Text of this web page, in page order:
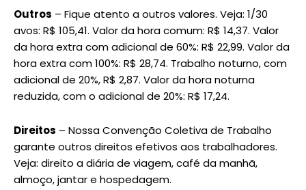
Outros – Fique atento a outros valores. Veja: 1/30
avos: R$ 105,41. Valor da hora comum: R$ 14,37. Valor
da hora extra com adicional de 60%: R$ 22,99. Valor da
hora extra com 100%: R$ 28,74. Trabalho noturno, com
adicional de 20%, R$ 2,87. Valor da hora noturna
reduzida, com o adicional de 20%: R$ 17,24.
Direitos – Nossa Convenção Coletiva de Trabalho
garante outros direitos efetivos aos trabalhadores.
Veja: direito a diária de viagem, café da manhã,
almoço, jantar e hospedagem.